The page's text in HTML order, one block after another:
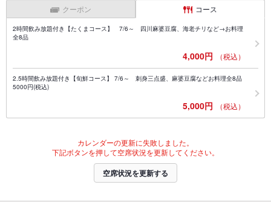
クーポン コース
2時間飲み放題付き【たくまコース】 7/6～ 四川麻婆豆腐、海老チリなど→お料理
全8品
4,000円 （税込）
2.5時間飲み放題付き【旬鮮コース】 7/6～ 刺身三点盛、麻婆豆腐などお料理全8品
5000円(税込)
5,000円 （税込）
カレンダーの更新に失敗しました。
下記ボタンを押して空席状況を更新してください。
空席状況を更新する